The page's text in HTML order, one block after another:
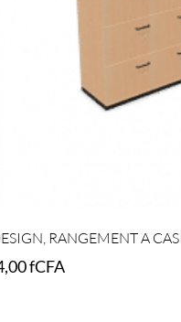
RANGEMENT A
fCFA